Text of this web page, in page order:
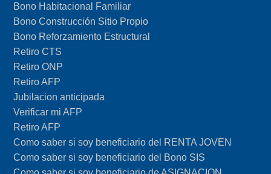
Bono Habitacional Familiar
Bono Construcción Sitio Propio
Bono Reforzamiento Estructural
Retiro CTS
Retiro ONP
Retiro AFP
Jubilacion anticipada
Verificar mi AFP
Retiro AFP
Como saber si soy beneficiario del RENTA JOVEN
Como saber si soy beneficiario del Bono SIS